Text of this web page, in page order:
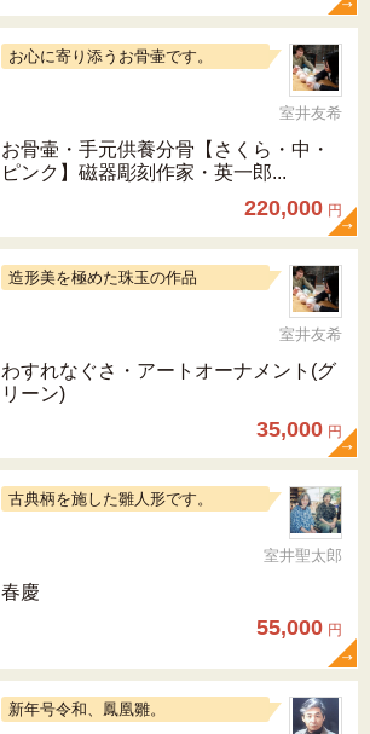
お心に寄り添うお骨壷です。
室井友希
お骨壷・手元供養分骨【さくら・中・
ピンク】磁器彫刻作家・英一郎...
220,000 円
造形美を極めた珠玉の作品
室井友希
わすれなぐさ・アートオーナメント(グ
リーン)
35,000 円
古典柄を施した雛人形です。
室井聖太郎
春慶
55,000 円
新年号令和、鳳凰雛。